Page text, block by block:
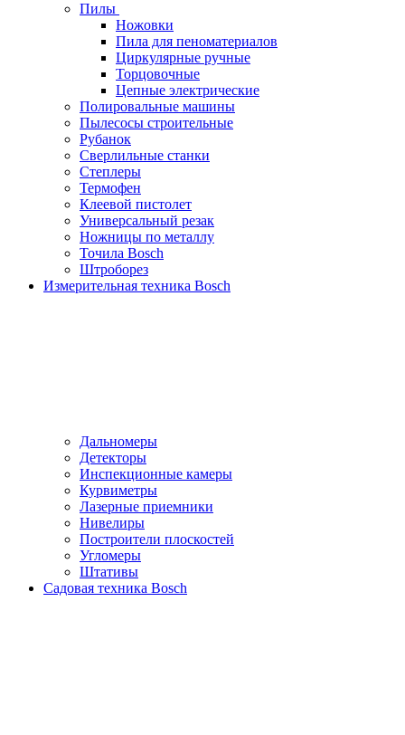
Пилы
Ножовки
Пила для пеноматериалов
Циркулярные ручные
Торцовочные
Цепные электрические
Полировальные машины
Пылесосы cтроительные
Рубанок
Сверлильные станки
Степлеры
Термофен
Клеевой пистолет
Универсальный резак
Ножницы по металлу
Точила Bosch
Штроборез
Измерительная техника Bosch
Дальномеры
Детекторы
Инспекционные камеры
Курвиметры
Лазерные приемники
Нивелиры
Построители плоскостей
Угломеры
Штативы
Садовая техника Bosch